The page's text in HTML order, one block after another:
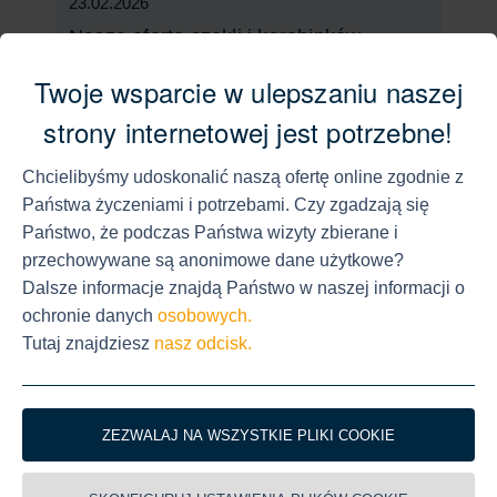
Nasza oferta szekli i karabinków
indywidualne wykonania w aluminium, stali
nierdzewnej lub modnej czerni – nasza oferta
szekli i karabinków zapewnia maksymalną
różnorodność. Nowość w mt Series: kotwa
360° z wbudowaną okrągłą szeklą – szybka,
elastyczna i idealna do łodzi oraz
zastosowań outdoorowych.
Newsletter w lutym
23.01.2026
Teraz w sklepie
Na początku roku nasze nowości są
Twoje wsparcie w ulepszaniu naszej
strony internetowej jest potrzebne!
Chcielibyśmy udoskonalić naszą ofertę online zgodnie z
Państwa życzeniami i potrzebami. Czy zgadzają się
Państwo, że podczas Państwa wizyty zbierane i
przechowywane są anonimowe dane użytkowe?
Dalsze informacje znajdą Państwo w naszej informacji o
ochronie danych osobowych.
Tutaj znajdziesz nasz odcisk.
ZEZWALAJ NA WSZYSTKIE PLIKI COOKIE